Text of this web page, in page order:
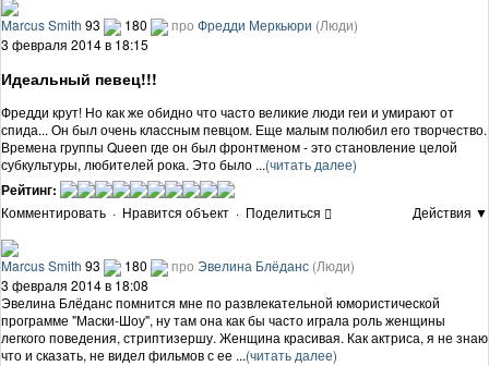
Marcus Smith 93 180 про Фредди Меркьюри (Люди)
3 февраля 2014 в 18:15
Идеальный певец!!!
Фредди крут! Но как же обидно что часто великие люди геи и умирают от
спида... Он был очень классным певцом. Еще малым полюбил его творчество.
Времена группы Queen где он был фронтменом - это становление целой
субкультуры, любителей рока. Это было ...(читать далее)
Рейтинг:
Комментировать · Нравится объект · Поделиться Действия ▼
Marcus Smith 93 180 про Эвелина Блёданс (Люди)
3 февраля 2014 в 18:08
Эвелина Блёданс помнится мне по развлекательной юмористической
программе "Маски-Шоу", ну там она как бы часто играла роль женщины
легкого поведения, стриптизершу. Женщина красивая. Как актриса, я не знаю
что и сказать, не видел фильмов с ее ...(читать далее)